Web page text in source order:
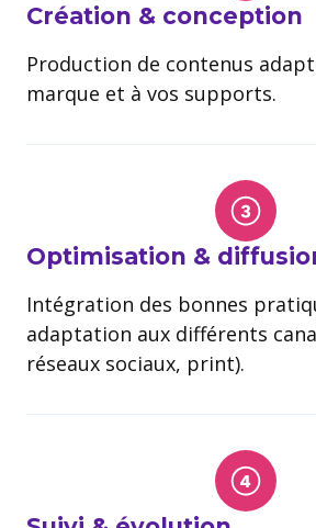
Création & conception
Production de contenus
marque et à vos supports.
Optimisation &
Intégration des bonnes
adaptation aux différents
réseaux sociaux, print).